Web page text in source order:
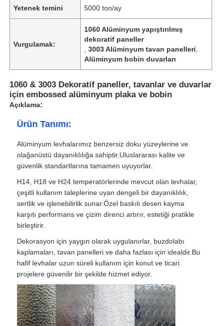
Yetenek temini 5000 ton/ay
Vurgulamak:
1060 Alüminyum yapıştırılmış
dekoratif paneller
,3003 Alüminyum tavan panelleri
Alüminyum bobin duvarları
1060 & 3003 Dekoratif paneller, tavanlar ve duvarlar
için embossed alüminyum plaka ve bobin
Açıklama:
Ürün Tanımı:
Alüminyum levhalarımız benzersiz doku yüzeylerine ve
olağanüstü dayanıklılığa sahiptir.Uluslararası kalite ve
güvenlik standartlarına tamamen uyuyorlar.
H14, H18 ve H24 temperatörlerinde mevcut olan levhalar,
çeşitli kullanım taleplerine uyan dengeli bir dayanıklılık,
sertlik ve işlenebilirlik sunar.Özel baskılı desen kayma
karşıtı performans ve çizim direnci artırır, estetiği pratikle
birleştirir.
Dekorasyon için yaygın olarak uygulanırlar, buzdolabı
kaplamaları, tavan panelleri ve daha fazlası için idealdir.Bu
hafif levhalar uzun süreli kullanım için konut ve ticari
projelere güvenilir bir şekilde hizmet ediyor.